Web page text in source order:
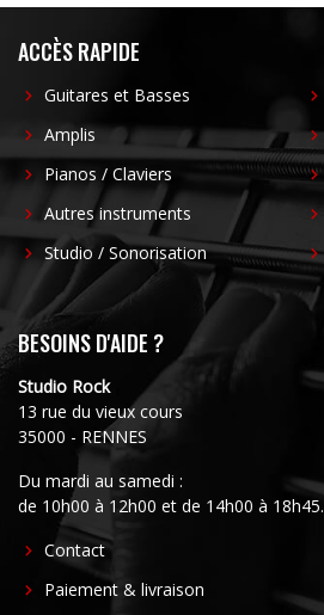
ACCÈS RAPIDE
Guitares et Basses
Amplis
Pianos / Claviers
Autres instruments
Studio / Sonorisation
BESOINS D'AIDE ?
Studio Rock
13 rue du vieux cours
35000 - RENNES
Du mardi au samedi :
de 10h00 à 12h00 et de 14h00 à 18h45.
FOOTER
CENTER
Contact
Paiement & livraison